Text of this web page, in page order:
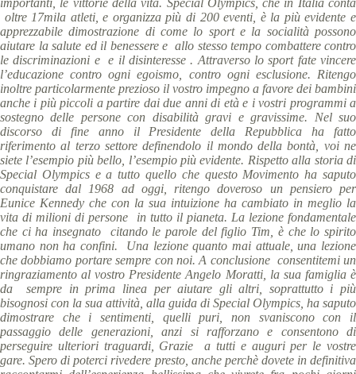
importanti, le vittorie della vita. Special Olympics, che in Italia conta
oltre 17mila atleti, e organizza più di 200 eventi, è la più evidente e
apprezzabile dimostrazione di come lo sport e la socialità possono
aiutare la salute ed il benessere e allo stesso tempo combattere contro
le discriminazioni e e il disinteresse . Attraverso lo sport fate vincere
l’educazione contro ogni egoismo, contro ogni esclusione. Ritengo
inoltre particolarmente prezioso il vostro impegno a favore dei bambini
anche i più piccoli a partire dai due anni di età e i vostri programmi a
sostegno delle persone con disabilità gravi e gravissime. Nel suo
discorso di fine anno il Presidente della Repubblica ha fatto
riferimento al terzo settore definendolo il mondo della bontà, voi ne
siete l’esempio più bello, l’esempio più evidente. Rispetto alla storia di
Special Olympics e a tutto quello che questo Movimento ha saputo
conquistare dal 1968 ad oggi, ritengo doveroso un pensiero per
Eunice Kennedy che con la sua intuizione ha cambiato in meglio la
vita di milioni di persone in tutto il pianeta. La lezione fondamentale
che ci ha insegnato citando le parole del figlio Tim, è che lo spirito
umano non ha confini. Una lezione quanto mai attuale, una lezione
che dobbiamo portare sempre con noi. A conclusione consentitemi un
ringraziamento al vostro Presidente Angelo Moratti, la sua famiglia è
da sempre in prima linea per aiutare gli altri, soprattutto i più
bisognosi con la sua attività, alla guida di Special Olympics, ha saputo
dimostrare che i sentimenti, quelli puri, non svaniscono con il
passaggio delle generazioni, anzi si rafforzano e consentono di
perseguire ulteriori traguardi, Grazie a tutti e auguri per le vostre
gare.Spero di poterci rivedere presto, anche perchè dovete in definitiva